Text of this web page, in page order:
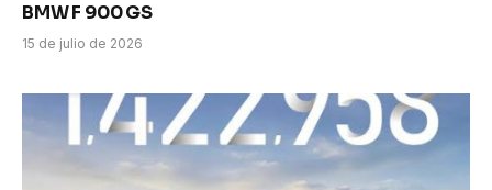
BMW F 900 GS
15 de julio de 2026